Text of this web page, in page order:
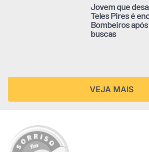
Jovem que
Teles Pires é
Bombeiros
buscas
VEJA MAIS